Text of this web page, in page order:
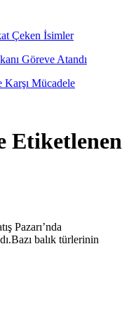
Çeken İsimler
Göreve Atandı
Karşı Mücadele
Etiketlenen
Pazarı’nda
balık türlerinin